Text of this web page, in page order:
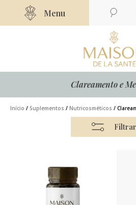
Menu
Clareamento e
Início / Suplementos / Nutricosméticos /
Filtrar